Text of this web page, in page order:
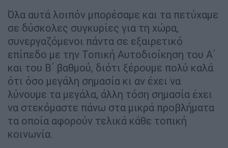
Όλα αυτά λοιπόν μπορέσαμε και τα πετύχαμε
σε δύσκολες συγκυρίες για τη χώρα,
συνεργαζόμενοι πάντα σε εξαιρετικό
επίπεδο με την Τοπική Αυτοδιοίκηση του Α΄
και του Β΄ βαθμού, διότι ξέρουμε πολύ καλά
ότι όσο μεγάλη σημασία κι αν έχει να
λύνουμε τα μεγάλα, άλλη τόση σημασία έχει
να στεκόμαστε πάνω στα μικρά προβλήματα
τα οποία αφορούν τελικά κάθε τοπική
κοινωνία.